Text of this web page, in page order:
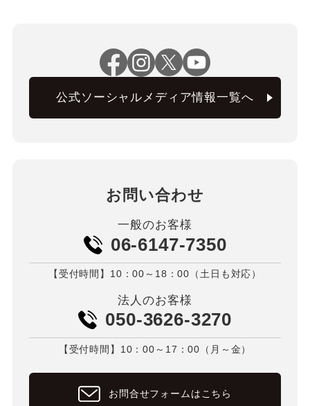
公式ソーシャルメディア情報一覧へ
お問い合わせ
一般のお客様
06-6147-7350
【受付時間】10：00～18：00（土日も対応）
法人のお客様
050-3626-3270
【受付時間】10：00～17：00（月～金）
お問合せフォームはこちら